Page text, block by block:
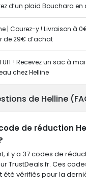
d’un plaid Bouchara
| Courez-y ! Livraison à
de 29€ d’achat
! Recevez un sac à
chez Helline
de Helline
de réduction
il y a 37 codes de
TrustDeals.fr. Ces
été vérifiés pour la